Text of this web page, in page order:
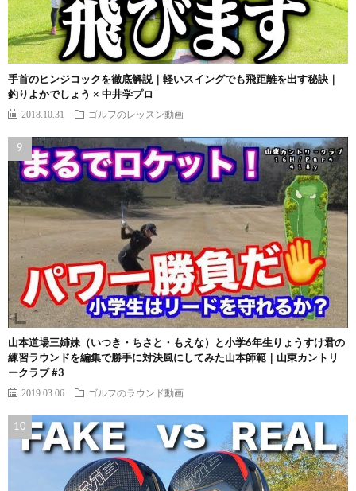
手首のヒンジコックを徹底解説｜軽いスイングでも飛距離を出す秘訣｜
釣りよかでしょう × 中井学プロ
2018.10.31 ゴルフのレッスン動画
山本道場三姉妹（いつき・ちさと・もえな）と小学6年生りょうすけ君の
練習ラウンドを編集で勝手に対決風にしてみた山本師範｜山東カントリ
ークラブ #3
2019.03.06 ゴルフのラウンド動画